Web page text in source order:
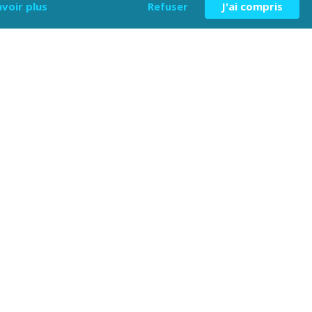
plus Refuser J'ai compris